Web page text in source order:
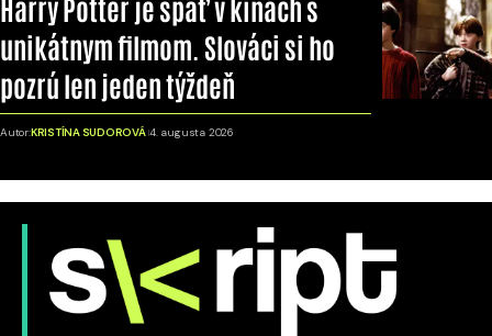
Harry Potter je späť v kinách s
unikátnym filmom. Slováci si ho
pozrú len jeden týždeň
Autor:KRISTÍNA SUDOROVÁ 4. augusta 2026